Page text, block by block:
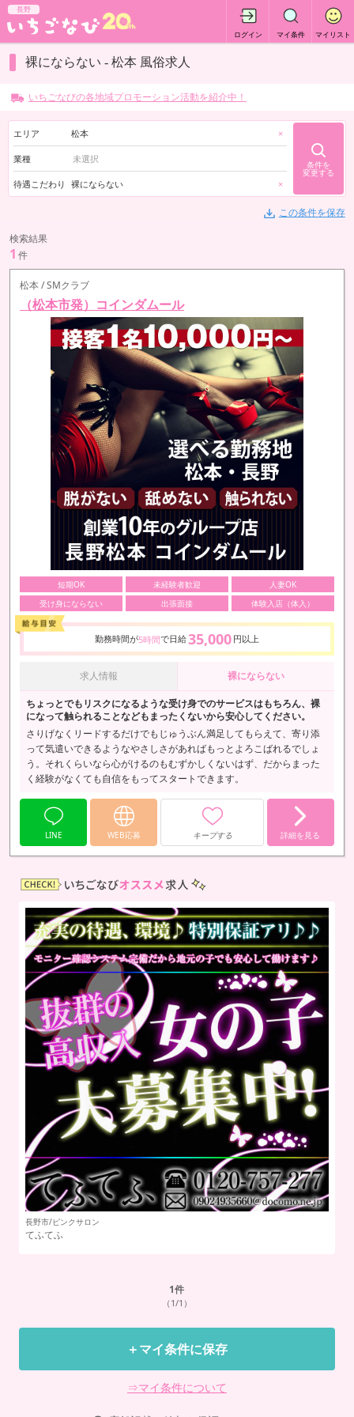
長野
ログイン マイ条件 マイリスト
裸にならない - 松本 風俗求人
いちごなびの各地域プロモーション活動を紹介中！
エリア 松本 ×
業種
待遇こだわり 裸にならない ×
条件を
変更する
この条件を保存
検索結果
1 件
松本 / SMクラブ
（松本市発）コインダムール
短期OK 未経験者歓迎
人妻OK
受け身にならない
出張面接 体験入店（体入）
勤務時間が5時間で日給35,000 円以上
求人情報 裸にならない
ちょっとでもリスクになるような受け身でのサービスはもちろん、裸
になって触られることなどもまったくないから安心してください。
さりげなくリードするだけでもじゅうぶん満足してもらえて、寄り添
って気遣いできるようなやさしさがあればもっとよろこばれるでしょ
う。それくらいなら心がけるのもむずかしくないはず、だからまった
く経験がなくても自信をもってスタートできます。
LINE WEB応募 キープする 詳細を見る
長野市/ピンクサロン
てふてふ
1件
（1/1）
＋マイ条件に保存
⇒マイ条件について